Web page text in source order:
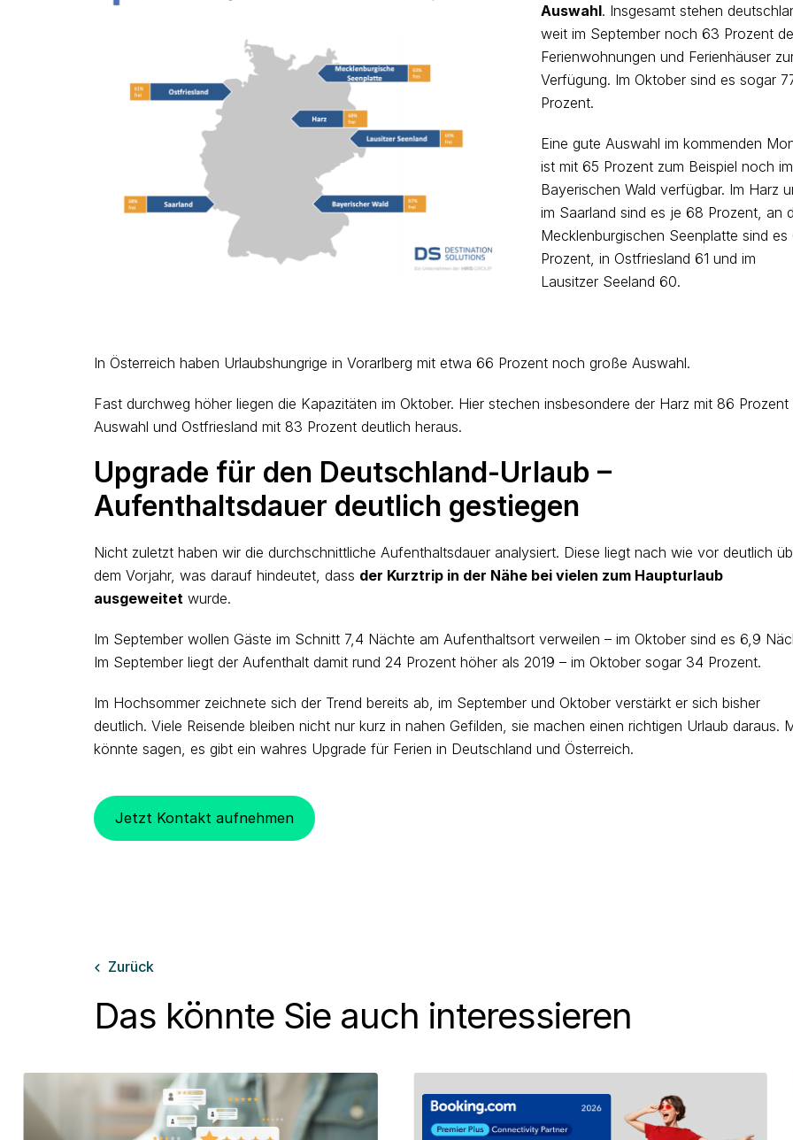
Auswahl. Insgesamt stehen
weit im September noch 63 Prozent
Ferienwohnungen und Ferienhäuser
Verfügung. Im Oktober sind es sogar
Prozent.
Eine gute Auswahl im kommenden
ist mit 65 Prozent zum Beispiel noch im
Bayerischen Wald verfügbar. Im Harz
im Saarland sind es je 68 Prozent, an
Mecklenburgischen Seenplatte sind es
Prozent, in Ostfriesland 61 und im
Lausitzer Seeland 60.
In Österreich haben Urlaubshungrige in Vorarlberg mit etwa 66 Prozent noch große Auswahl.
Fast durchweg höher liegen die Kapazitäten im Oktober. Hier stechen insbesondere der Harz mit 86 Prozent
Auswahl und Ostfriesland mit 83 Prozent deutlich heraus.
Upgrade für den Deutschland-Urlaub –
Aufenthaltsdauer deutlich gestiegen
Nicht zuletzt haben wir die durchschnittliche Aufenthaltsdauer analysiert. Diese liegt nach wie vor deutlich
dem Vorjahr, was darauf hindeutet, dass der Kurztrip in der Nähe bei vielen zum Haupturlaub
ausgeweitet wurde.
Im September wollen Gäste im Schnitt 7,4 Nächte am Aufenthaltsort verweilen – im Oktober sind es 6,9
Im September liegt der Aufenthalt damit rund 24 Prozent höher als 2019 – im Oktober sogar 34 Prozent.
Im Hochsommer zeichnete sich der Trend bereits ab, im September und Oktober verstärkt er sich bisher
deutlich. Viele Reisende bleiben nicht nur kurz in nahen Gefilden, sie machen einen richtigen Urlaub daraus.
könnte sagen, es gibt ein wahres Upgrade für Ferien in Deutschland und Österreich.
Jetzt Kontakt aufnehmen
 Zurück
Das könnte Sie auch interessieren